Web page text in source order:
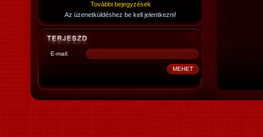
További bejegyzések
Az üzenetküldéshez be kell jelentkezni!
E-mail: